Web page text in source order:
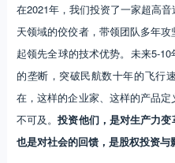
在2021年，我们投资了一家超高
天领域的佼佼者，带领团队多年
起领先全球的技术优势。未来5-
的垄断，突破民航数十年的飞行
在，这样的企业家、这样的产品
不可及。投资他们，是对生产力变
也是对社会的回馈，是股权投资